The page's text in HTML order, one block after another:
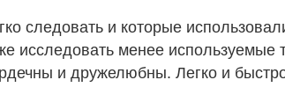
следовать и которые
исследовать менее используемые
и дружелюбны. Легко и быстро